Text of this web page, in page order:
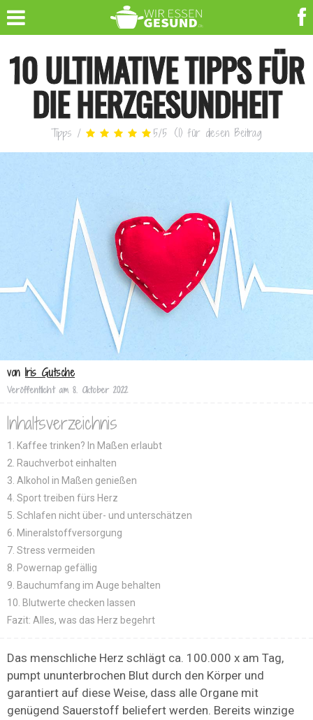
10 ULTIMATIVE TIPPS FÜR
DIE HERZGESUNDHEIT
Tipps / 5/5 (1) für diesen Beitrag
von Iris Gutsche
Veröffentlicht am 8. Oktober 2022
Inhaltsverzeichnis
1. Kaffee trinken? In Maßen erlaubt
2. Rauchverbot einhalten
3. Alkohol in Maßen genießen
4. Sport treiben fürs Herz
5. Schlafen nicht über- und unterschätzen
6. Mineralstoffversorgung
7. Stress vermeiden
8. Powernap gefällig
9. Bauchumfang im Auge behalten
10. Blutwerte checken lassen
Fazit: Alles, was das Herz begehrt
Das menschliche Herz schlägt ca. 100.000 x am Tag,
pumpt ununterbrochen Blut durch den Körper und
garantiert auf diese Weise, dass alle Organe mit
genügend Sauerstoff beliefert werden. Bereits winzige